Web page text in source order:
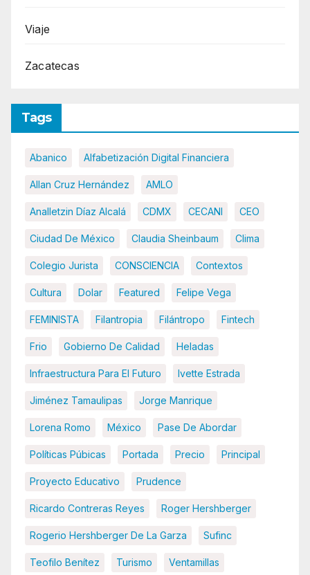
Viaje
Zacatecas
Tags
Abanico Alfabetización Digital Financiera
Allan Cruz Hernández AMLO
Analletzin Díaz Alcalá CDMX CECANI CEO
Ciudad De México Claudia Sheinbaum Clima
Colegio Jurista CONSCIENCIA Contextos
Cultura Dolar Featured Felipe Vega
FEMINISTA Filantropia Filántropo Fintech
Frio Gobierno De Calidad Heladas
Infraestructura Para El Futuro Ivette Estrada
Jiménez Tamaulipas Jorge Manrique
Lorena Romo México Pase De Abordar
Políticas Púbicas Portada Precio Principal
Proyecto Educativo Prudence
Ricardo Contreras Reyes Roger Hershberger
Rogerio Hershberger De La Garza Sufinc
Teofilo Benítez Turismo Ventamillas